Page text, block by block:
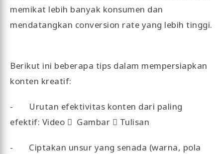
memikat lebih banyak konsumen dan
mendatangkan conversion rate yang lebih tinggi.
Berikut ini beberapa tips dalam mempersiapkan
konten kreatif:
- Urutan efektivitas konten dari paling
efektif: Video  Gambar  Tulisan
- Ciptakan unsur yang senada (warna, pola